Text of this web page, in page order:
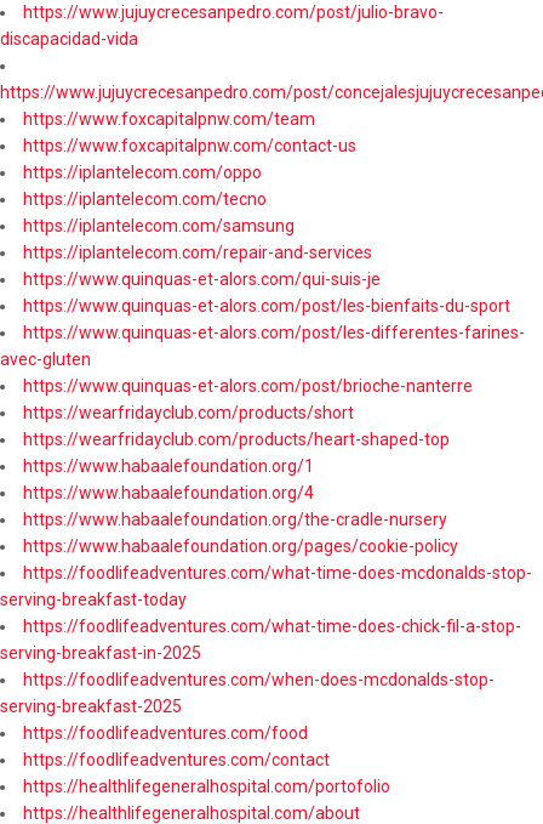
https://www.jujuycrecesanpedro.com/post/julio-bravo-
discapacidad-vida
https://www.jujuycrecesanpedro.com/post/
https://www.foxcapitalpnw.com/team
https://www.foxcapitalpnw.com/contact-us
https://iplantelecom.com/oppo
https://iplantelecom.com/tecno
https://iplantelecom.com/samsung
https://iplantelecom.com/repair-and-services
https://www.quinquas-et-alors.com/qui-suis-je
https://www.quinquas-et-alors.com/post/les-bienfaits-du-sport
https://www.quinquas-et-alors.com/post/les-differentes-farines-
avec-gluten
https://www.quinquas-et-alors.com/post/brioche-nanterre
https://wearfridayclub.com/products/short
https://wearfridayclub.com/products/heart-shaped-top
https://www.habaalefoundation.org/1
https://www.habaalefoundation.org/4
https://www.habaalefoundation.org/the-cradle-nursery
https://www.habaalefoundation.org/pages/cookie-policy
https://foodlifeadventures.com/what-time-does-mcdonalds-stop-
serving-breakfast-today
https://foodlifeadventures.com/what-time-does-chick-fil-a-stop-
serving-breakfast-in-2025
https://foodlifeadventures.com/when-does-mcdonalds-stop-
serving-breakfast-2025
https://foodlifeadventures.com/food
https://foodlifeadventures.com/contact
https://healthlifegeneralhospital.com/portofolio
https://healthlifegeneralhospital.com/about